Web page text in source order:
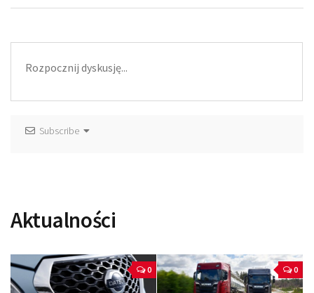
Subscribe
Aktualności
0 0